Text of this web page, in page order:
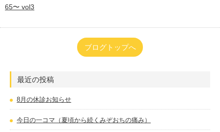
65〜 vol3
ブログトップへ
最近の投稿
8月の休診お知らせ
今日の一コマ（夏頃から続くみぞおちの痛み）